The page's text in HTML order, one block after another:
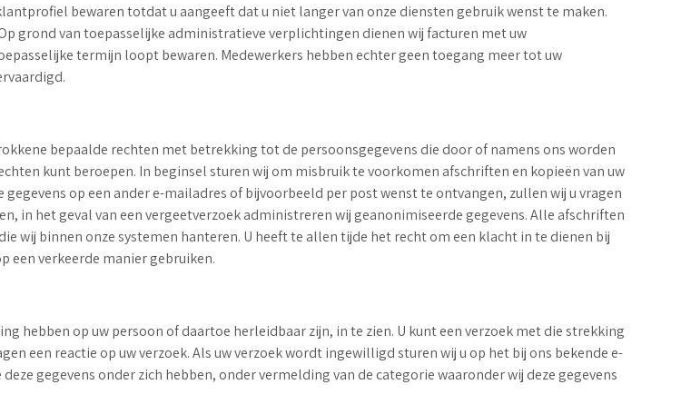
bewaren totdat u aangeeft dat u niet langer van onze diensten gebruik wenst te maken.
grond van toepasselijke administratieve verplichtingen dienen wij facturen met uw
termijn loopt bewaren. Medewerkers hebben echter geen toegang meer tot uw
bepaalde rechten met betrekking tot de persoonsgegevens die door of namens ons worden
kunt beroepen. In beginsel sturen wij om misbruik te voorkomen afschriften en kopieën van uw
op een ander e-mailadres of bijvoorbeeld per post wenst te ontvangen, zullen wij u vragen
in het geval van een vergeetverzoek administreren wij geanonimiseerde gegevens. Alle afschriften
wij binnen onze systemen hanteren. U heeft te allen tijde het recht om een klacht in te dienen bij
een verkeerde manier gebruiken.
hebben op uw persoon of daartoe herleidbaar zijn, in te zien. U kunt een verzoek met die strekking
een reactie op uw verzoek. Als uw verzoek wordt ingewilligd sturen wij u op het bij ons bekende e-
gegevens onder zich hebben, onder vermelding van de categorie waaronder wij deze gegevens